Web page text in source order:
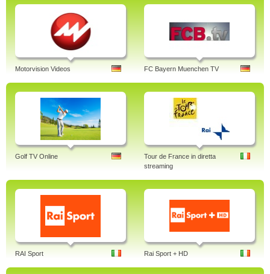
Motorvision Videos FC Bayern Muenchen TV
Golf TV Online
Tour de France in diretta
streaming
RAI Sport Rai Sport + HD